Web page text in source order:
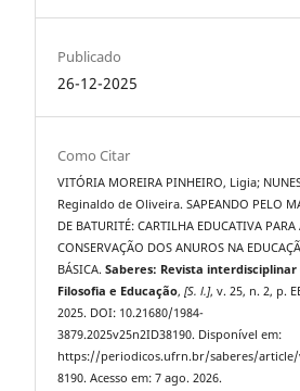
Publicado
26-12-2025
Como Citar
VITÓRIA MOREIRA PINHEIRO, Ligia;
Reginaldo de Oliveira. SAPEANDO PELO
DE BATURITÉ: CARTILHA EDUCATIVA PARA
CONSERVAÇÃO DOS ANUROS NA
BÁSICA.Saberes: Revista interdisciplinar
Filosofia e Educação,[S. l.], v. 25, n. 2, p.
2025. DOI: 10.21680/1984-
3879.2025v25n2ID38190. Disponível em:
https://periodicos.ufrn.br/saberes/
8190. Acesso em: 7 ago. 2026.